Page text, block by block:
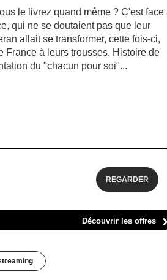
le livrez quand même ? C'est face
qui ne se doutaient pas que leur
allait se transformer, cette fois-ci,
France à leurs trousses. Histoire de
du "chacun pour soi"...
REGARDER
Découvrir les offres